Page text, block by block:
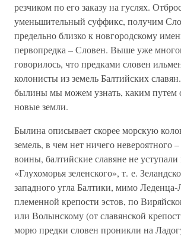
резчиком по его заказу на гуслях.
уменьшительный суффикс, получим
предельно близко к новгородскому
первопредка – Словен. Выше уже
говорилось, что предками словен
колонисты из земель Балтийских
былины мы можем узнать, каким путем
новые земли.
Былина описывает скорее морскую
земель, в чем нет ничего невероятного
воины, балтийские славяне не
«Глухоморья зеленского», т. е.
западного угла Балтики, мимо
племенной крепости эстов, по
или Волынскому (от славянской
морю предки словен проникли на